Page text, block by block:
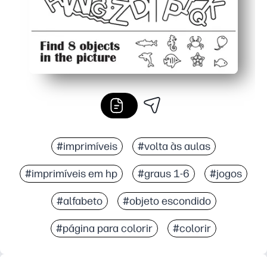
#imprimíveis #volta às aulas
#imprimíveis em hp #graus 1-6 #jogos
#alfabeto #objeto escondido
#página para colorir #colorir